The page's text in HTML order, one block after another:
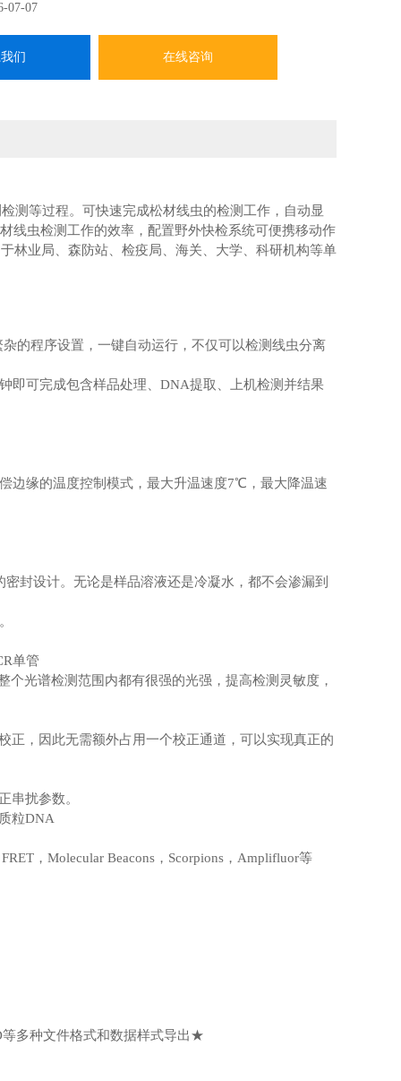
07-07
们 在线咨询
测等过程。可快速完成松材线虫的检测工作，自动显
线虫检测工作的效率，配置野外快检系统可便携移动作
林业局、森防站、检疫局、海关、大学、科研机构等单
的程序设置，一键自动运行，不仅可以检测线虫分离
即可完成包含样品处理、DNA提取、上机检测并结果
边缘的温度控制模式，最大升温速度7℃，最大降温速
封设计。无论是样品溶液还是冷凝水，都不会渗漏到
单管
光谱检测范围内都有很强的光强，提高检测灵敏度，
正，因此无需额外占用一个校正通道，可以实现真正的
串扰参数。
粒DNA
，Molecular Beacons，Scorpions，Amplifluor等
等多种文件格式和数据样式导出★